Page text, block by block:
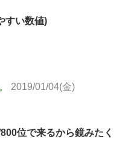
すい数値)
2019/01/04(金)
位で来るから鏡みたく